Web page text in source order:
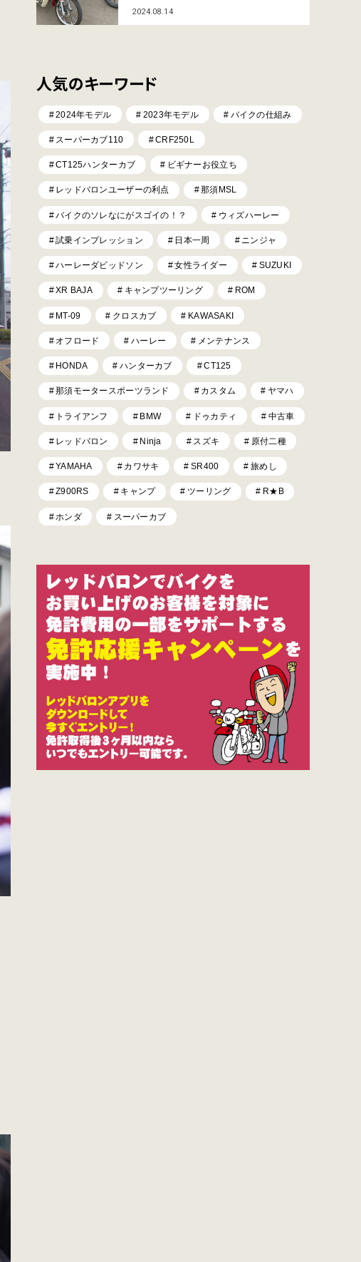
2024.08.14
人気のキーワード
2024年モデル 2023年モデル バイクの仕組み
スーパーカブ110 CRF250L
CT125ハンターカブ ビギナーお役立ち
レッドバロンユーザーの利点 那須MSL
バイクのソレなにがスゴイの！？ ウィズハーレー
試乗インプレッション 日本一周 ニンジャ
ハーレーダビッドソン 女性ライダー SUZUKI
XR BAJA キャンプツーリング ROM
MT-09 クロスカブ KAWASAKI
オフロード ハーレー メンテナンス
HONDA ハンターカブ CT125
那須モータースポーツランド カスタム ヤマハ
トライアンフ BMW ドゥカティ 中古車
レッドバロン Ninja スズキ 原付二種
YAMAHA カワサキ SR400 旅めし
Z900RS キャンプ ツーリング R★B
ホンダ スーパーカブ